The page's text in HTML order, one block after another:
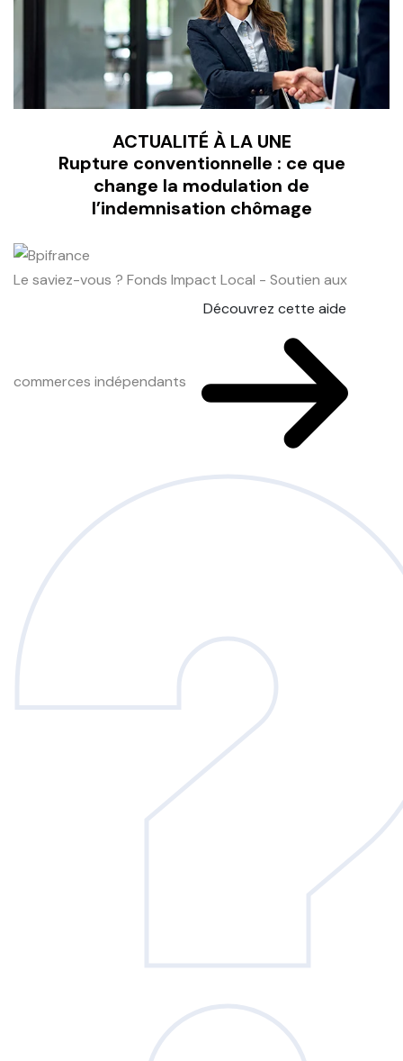
ACTUALITÉ À LA UNE
Rupture conventionnelle : ce que
change la modulation de
l’indemnisation chômage
Le saviez-vous ? Fonds Impact Local - Soutien aux
commerces indépendants
Découvrez cette aide